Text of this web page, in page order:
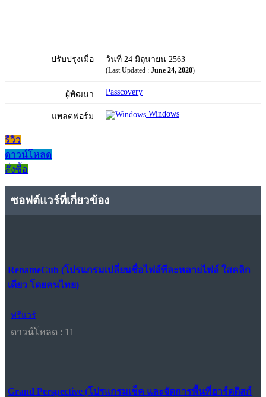
ปรับปรุงเมื่อ วันที่ 24 มิถุนายน 2563
(Last Updated : June 24, 2020)
ผู้พัฒนา Passcovery
แพลตฟอร์ม Windows
รีวิว
ดาวน์โหลด
สั่งซื้อ
ซอฟต์แวร์ที่เกี่ยวข้อง
RenameCub (โปรแกรมเปลี่ยนชื่อไฟล์ทีละหลายไฟล์ ใสคลิก
เดียว โดยคนไทย)
ฟรีแวร์
ดาวน์โหลด : 11
Grand Perspective (โปรแกรมเช็ค และจัดการพื้นที่ฮาร์ดดิสก์